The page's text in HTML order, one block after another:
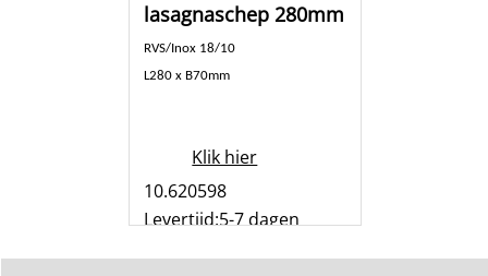
lasagnaschep 280mm
RVS/Inox 18/10
L280 x B70mm
Klik hier
10.620598
Levertijd:5-7 dagen
st Bestel